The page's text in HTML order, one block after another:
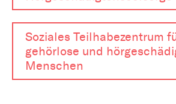
Soziales Teilhabezentrum
gehörlose und
Menschen